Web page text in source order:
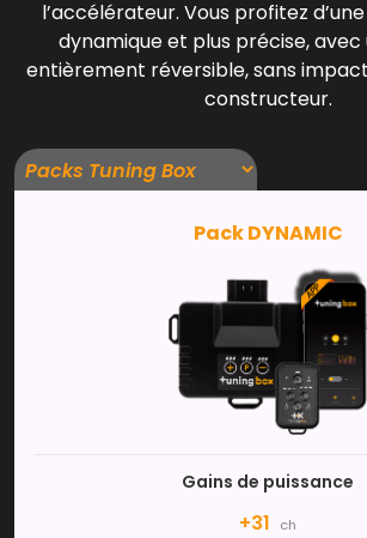
l’accélérateur. Vous profitez
dynamique et plus précise, avec
entièrement réversible, sans
constructeur.
Pack DYNAMIC
Gains de puissance
+31 ch